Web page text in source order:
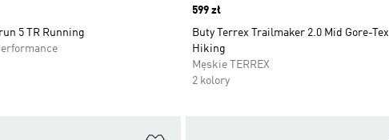
5 TR Running
Price
599 zł
Buty Terrex Trailmaker 2.0 Mid Gore-Tex
Hiking
Męskie TERREX
2 kolory